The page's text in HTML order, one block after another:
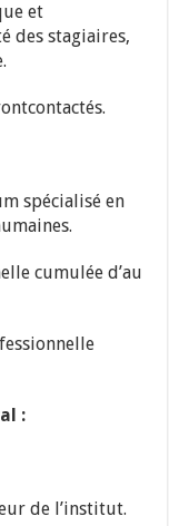
et
des stagiaires,
spécialisé en
cumulée d’au
:
de l’institut.